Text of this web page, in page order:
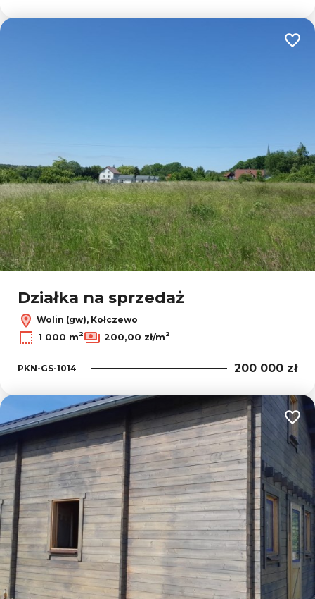
Działka na sprzedaż
Wolin (gw), Kołczewo
1 000 m2 200,00 zł/m2
PKN-GS-1014 200 000 zł